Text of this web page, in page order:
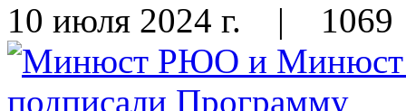
10 июля 2024 г. | 1069